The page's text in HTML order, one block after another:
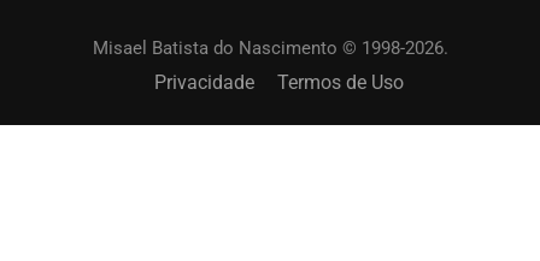
Misael Batista do Nascimento © 1998-2026.
Privacidade Termos de Uso